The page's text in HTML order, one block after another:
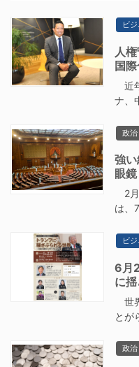
ビ
人
国
近
ナ、
政
強
眼
2月
は、
ビ
6月
に
世
とが
政